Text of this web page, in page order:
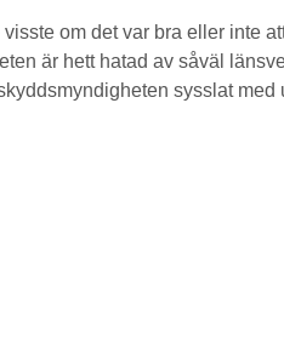
om det var bra eller inte
är hett hatad av såväl
sysslat